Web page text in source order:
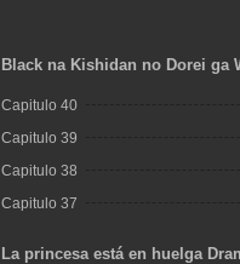
Black na Kishidan no Dorei ga
Narimashita
Capitulo 40
Capitulo 39
Capitulo 38
Capitulo 37
La princesa está en huelga